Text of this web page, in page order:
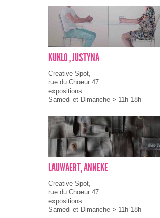
KUKLO , JUSTYNA
Creative Spot,
rue du Choeur 47
expositions
Samedi et Dimanche > 11h-18h
LAUWAERT, ANNEKE
Creative Spot,
rue du Choeur 47
expositions
Samedi et Dimanche > 11h-18h